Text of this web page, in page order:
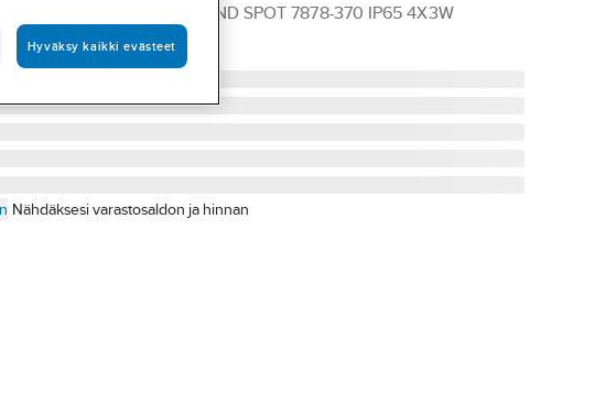
KONSTSMIDE GROUND SPOT 7878-370 IP65 4X3W
4533429
7878-370
Nähdäksesi varastosaldon ja hinnan
Hyväksy kaikki evästeet